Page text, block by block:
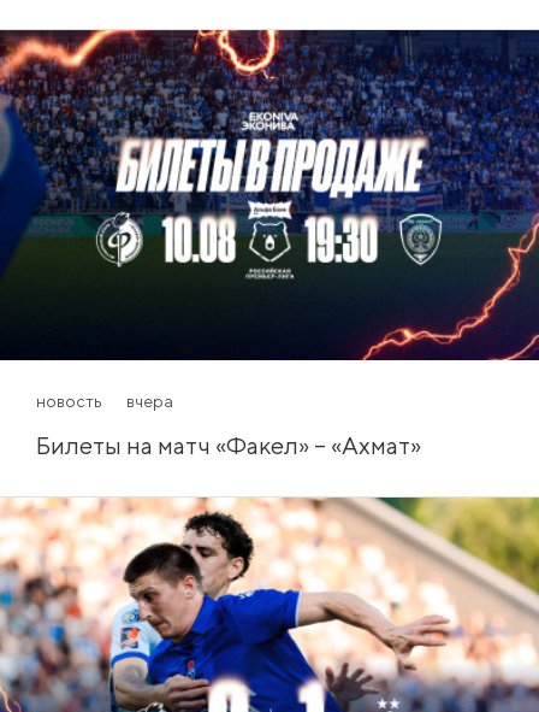
новость вчера
Билеты на матч «Факел» – «Ахмат»